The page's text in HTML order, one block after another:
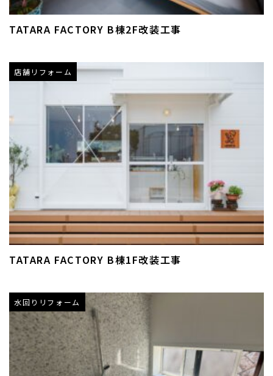
TATARA FACTORY B棟2F改装工事
店舗リフォーム
TATARA FACTORY B棟1F改装工事
水回りリフォーム